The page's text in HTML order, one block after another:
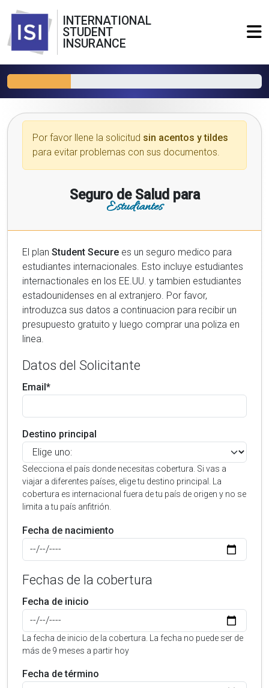
INTERNATIONAL
STUDENT
INSURANCE
Por favor llene la solicitud sin acentos y tildes
para evitar problemas con sus documentos.
Seguro de Salud para
Estudiantes
El plan Student Secure es un seguro medico para
estudiantes internacionales. Esto incluye estudiantes
internactionales en los EE.UU. y tambien estudiantes
estadounidenses en al extranjero. Por favor,
introduzca sus datos a continuacion para recibir un
presupuesto gratuito y luego comprar una poliza en
linea.
Datos del Solicitante
Email*
Destino principal
Selecciona el país donde necesitas cobertura. Si vas a
viajar a diferentes países, elige tu destino principal. La
cobertura es internacional fuera de tu país de origen y no se
limita a tu país anfitrión.
Fecha de nacimiento
Fechas de la cobertura
Fecha de inicio
La fecha de inicio de la cobertura. La fecha no puede ser de
más de 9 meses a partir hoy
Fecha de término